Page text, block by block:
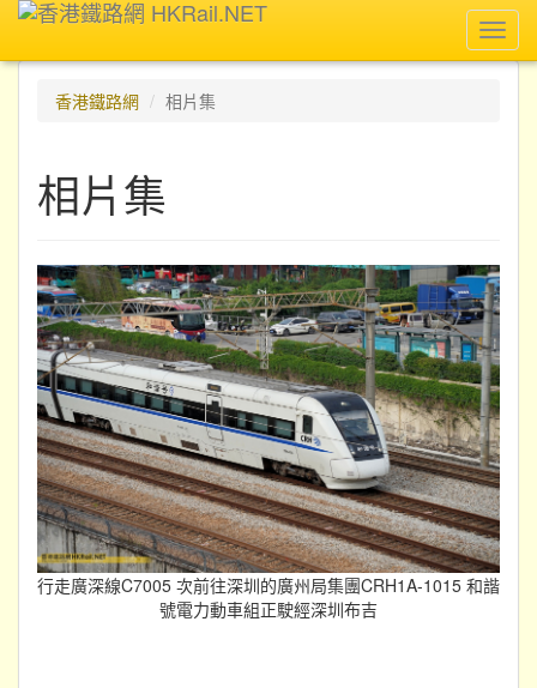
香港鐵路網
相片集
相片集
行走廣深線C7005 次前往深圳的廣州局集團CRH1A-1015 和諧
號電力動車組正駛經深圳布吉